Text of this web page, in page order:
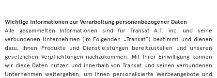
Wichtige Informationen zur Verarbeitung personenbezogener Daten
Alle gesammelten Informationen sind für Transat A.T. inc. und seine
verbundenen Unternehmen (im Folgenden „Transat“) bestimmt und dienen
dazu, Ihnen Produkte und Dienstleistungen bereitzustellen und unseren
gesetzlichen Verpflichtungen nachzukommen. Mit Ihrer Einwilligung können
wir diese Daten nutzen und innerhalb von Transat und seinen verbundenen
Unternehmen weitergeben, um Ihnen personalisierte Werbeangebote und